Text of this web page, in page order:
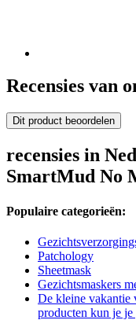
Recensies van
Dit product beoordelen
recensies in
SmartMud No
Populaire categorieën:
Patchology
Sheetmask
Gezichtsmaskers
De kleine vakantie
producten kun je